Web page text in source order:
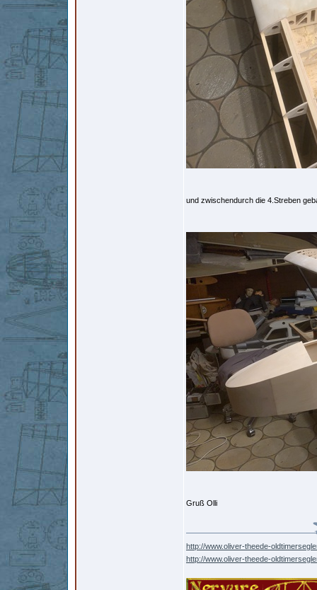
und zwischendurch die 4.Streben
Gruß Olli
http://www.oliver-theede-
http://www.oliver-theede-